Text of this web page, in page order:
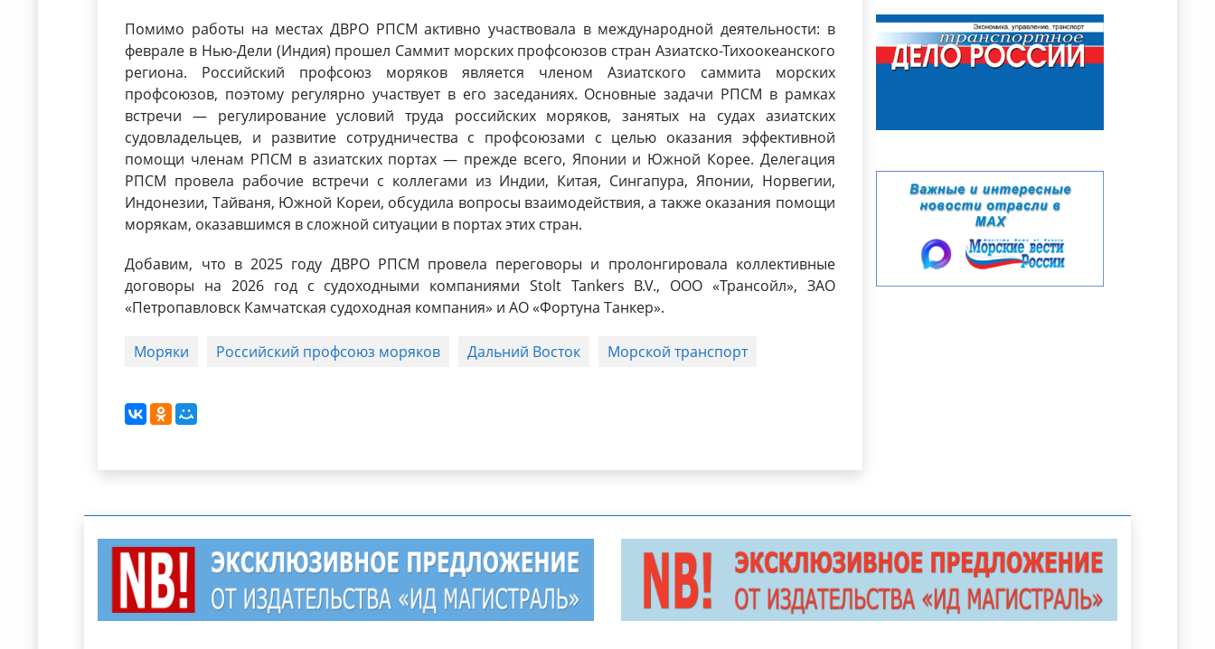
Помимо работы на местах ДВРО РПСМ активно участвовала в международной деятельности: в
феврале в Нью-Дели (Индия) прошел Саммит морских профсоюзов стран Азиатско-Тихоокеанского
региона. Российский профсоюз моряков является членом Азиатского саммита морских
профсоюзов, поэтому регулярно участвует в его заседаниях. Основные задачи РПСМ в рамках
встречи — регулирование условий труда российских моряков, занятых на судах азиатских
судовладельцев, и развитие сотрудничества с профсоюзами с целью оказания эффективной
помощи членам РПСМ в азиатских портах — прежде всего, Японии и Южной Корее. Делегация
РПСМ провела рабочие встречи с коллегами из Индии, Китая, Сингапура, Японии, Норвегии,
Индонезии, Тайваня, Южной Кореи, обсудила вопросы взаимодействия, а также оказания помощи
морякам, оказавшимся в сложной ситуации в портах этих стран.
Добавим, что в 2025 году ДВРО РПСМ провела переговоры и пролонгировала коллективные
договоры на 2026 год с судоходными компаниями Stolt Tankers B.V., ООО «Трансойл», ЗАО
«Петропавловск Камчатская судоходная компания» и АО «Фортуна Танкер».
Моряки Российский профсоюз моряков Дальний Восток Морской транспорт